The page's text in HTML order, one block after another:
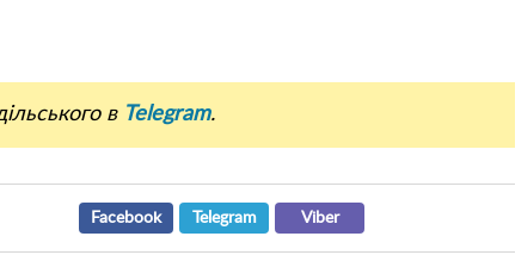
в Telegram.
Facebook Telegram Viber